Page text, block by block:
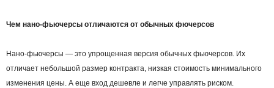
Чем нано-фьючерсы отличаются от обычных фючерсов
Нано‑фьючерсы — это упрощенная версия обычных фьючерсов. Их
отличает небольшой размер контракта, низкая стоимость минимального
изменения цены. А еще вход дешевле и легче управлять риском.